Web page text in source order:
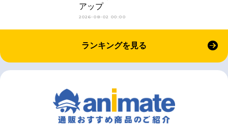
アップ
2026-08-02 00:00
ランキングを見る